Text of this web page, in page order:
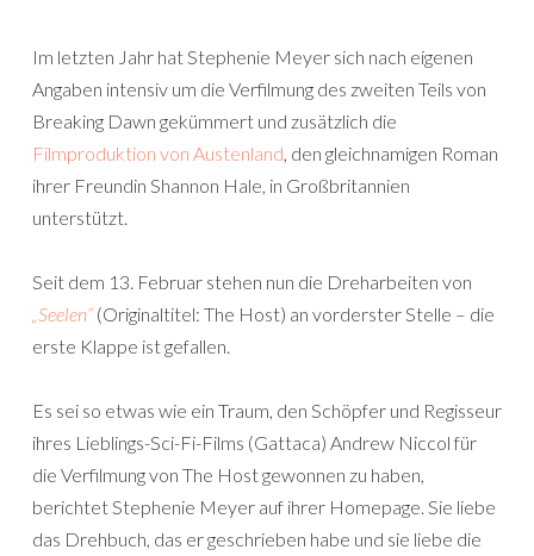
Im letzten Jahr hat Stephenie Meyer sich nach eigenen
Angaben intensiv um die Verfilmung des zweiten Teils von
Breaking Dawn gekümmert und zusätzlich die
Filmproduktion von Austenland, den gleichnamigen Roman
ihrer Freundin Shannon Hale, in Großbritannien
unterstützt.
Seit dem 13. Februar stehen nun die Dreharbeiten von
„Seelen“ (Originaltitel: The Host) an vorderster Stelle – die
erste Klappe ist gefallen.
Es sei so etwas wie ein Traum, den Schöpfer und Regisseur
ihres Lieblings-Sci-Fi-Films (Gattaca) Andrew Niccol für
die Verfilmung von The Host gewonnen zu haben,
berichtet Stephenie Meyer auf ihrer Homepage. Sie liebe
das Drehbuch, das er geschrieben habe und sie liebe die